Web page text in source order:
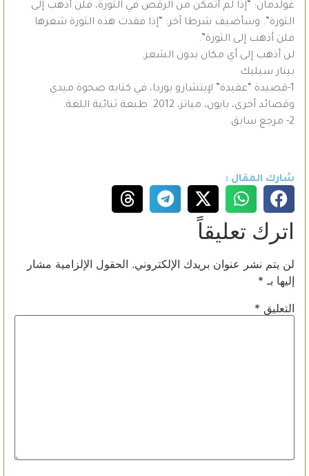
غولدمان: “إذا لم أتمكن من الرقص في الثورة، فلن أذهب إلى
الثورة”. وسأضيف شرطا آخر: “إذا فقدت هذه الثورة شعرها
فلن أذهب إلى الثورة”.
لن أذهب إلى أي مكان بدون الشعر.
بينار سيليك
1-قصيدة “عقيدة” لإيتشارو بوردا، في كتابه صحوة ميدي
وقصائد أخرى، بايون، مياتز، 2012. طبعة ثنائية اللغة.
2- مرجع سابق.
شارك المقال :
اترك تعليقاً
لن يتم نشر عنوان بريدك الإلكتروني. الحقول الإلزامية مشار
إليها بـ *
التعليق *